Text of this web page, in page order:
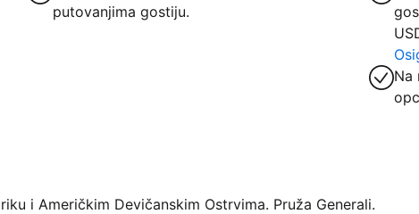
putovanjima gostiju.
Na
i Američkim Devičanskim Ostrvima. Pruža Generali.